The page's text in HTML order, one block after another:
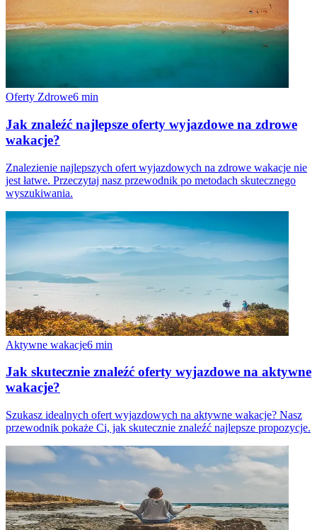
Oferty Zdrowe6 min
Jak znaleźć najlepsze oferty wyjazdowe na zdrowe
wakacje?
Znalezienie najlepszych ofert wyjazdowych na zdrowe wakacje nie
jest łatwe. Przeczytaj nasz przewodnik po metodach skutecznego
wyszukiwania.
Aktywne wakacje6 min
Jak skutecznie znaleźć oferty wyjazdowe na aktywne
wakacje?
Szukasz idealnych ofert wyjazdowych na aktywne wakacje? Nasz
przewodnik pokaże Ci, jak skutecznie znaleźć najlepsze propozycje.